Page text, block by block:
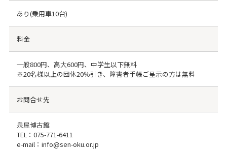
あり(乗用車10台)
料金
一般800円、高大600円、中学生以下無料
※20名様以上の団体20％引き、障害者手帳ご呈示の方は無料
お問合せ先
泉屋博古館
TEL： 075-771-6411
e-mail：info@sen-oku.or.jp